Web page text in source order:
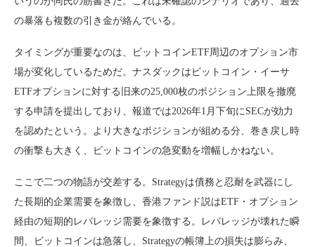
の暴落も複数の引き金が絡んでいる。
タイミングが重要なのは、ビットコインETF周辺のオプション市
場が変化しているためだ。ナスダックはビットコイン・イーサ
ETFオプションに対する旧来の25,000枚のポジション上限を撤廃
する申請を提出しており、報道では2026年1月下旬にSECが効力
を認めたという。より大きなポジションが組める分、巻き戻し時
の衝撃も大きく、ビットコインの急変動を増幅しかねない。
ここで二つの物語が交差する。Strategyは債務と忍耐を武器にし
た長期的企業需要を象徴し、香港ファンド説はETF・オプション
経由の短期的レバレッジ需要を象徴する。レバレッジが壊れた瞬
間、ビットコインは急落し、Strategyの帳簿上の損失は膨らみ、